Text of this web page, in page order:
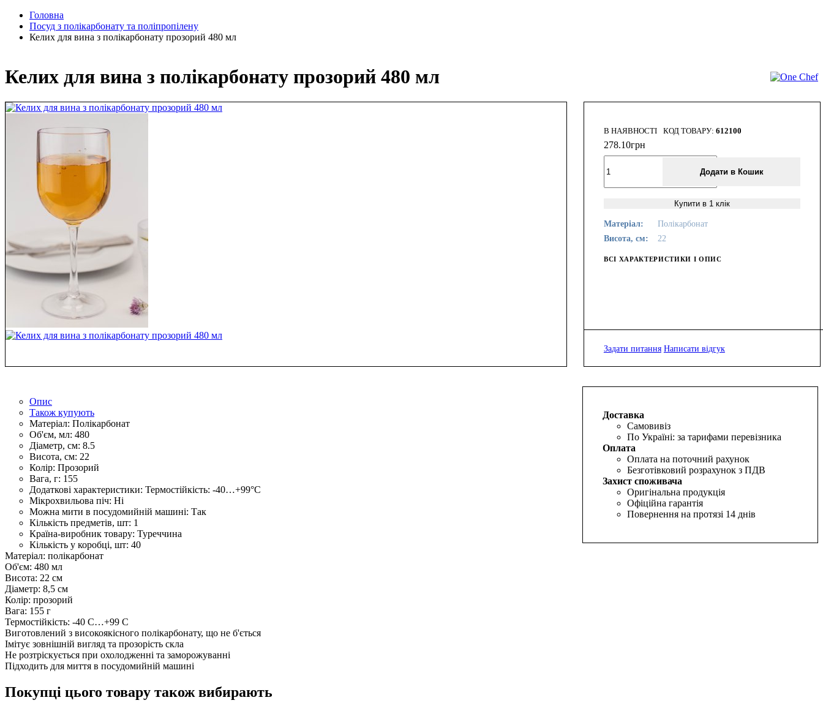
Головна
Посуд з полікарбонату та поліпропілену
Келих для вина з полікарбонату прозорий 480 мл
Келих для вина з полікарбонату прозорий 480 мл
В НАЯВНОСТІ 612100
278.10грн
Додати в Кошик
Купити в 1 клік
Матеріал:
Полікарбонат
Висота, см:
22
ВСІ ХАРАКТЕРИСТИКИ І ОПИС
Задати питання Написати відгук
Опис
Також купують
Матеріал: Полікарбонат
Об'єм, мл: 480
Діаметр, см: 8.5
Висота, см: 22
Колір: Прозорий
Вага, г: 155
Додаткові характеристики: Термостійкість: -40…+99°С
Мікрохвильова піч: Ні
Можна мити в посудомийній машині: Так
Кількість предметів, шт: 1
Країна-виробник товару: Туреччина
Кількість у коробці, шт: 40
Матеріал: полікарбонат
Об'єм: 480 мл
Висота: 22 см
Діаметр: 8,5 см
Колір: прозорий
Вага: 155 г
Термостійкість: -40 С…+99 С
Виготовлений з високоякісного полікарбонату, що не б'ється
Імітує зовнішній вигляд та прозорість скла
Не розтріскується при охолодженні та заморожуванні
Підходить для миття в посудомийній машині
Покупці цього товару також вибирають
Доставка
Самовивіз
По Україні: за тарифами перевізника
Оплата
Оплата на поточний рахунок
Безготівковий розрахунок з ПДВ
Захист споживача
Оригінальна продукція
Офіційна гарантія
Повернення на протязі 14 днів